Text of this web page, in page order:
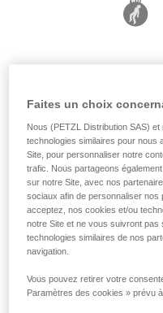
Faites un choix
Nous (PETZL Distribution SAS)
technologies similaires pour nous
Site, pour personnaliser notre
trafic. Nous partageons
sur notre Site, avec nos
sociaux afin de personnaliser
acceptez, nos cookies et/ou
notre Site et ne vous suivront pas
technologies similaires de nos
navigation.
Vous pouvez retirer votre
Paramètres des cookies » prévu